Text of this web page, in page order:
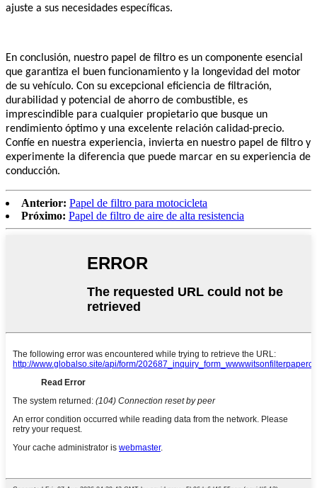
ajuste a sus necesidades específicas.
En conclusión, nuestro papel de filtro es un componente esencial
que garantiza el buen funcionamiento y la longevidad del motor
de su vehículo. Con su excepcional eficiencia de filtración,
durabilidad y potencial de ahorro de combustible, es
imprescindible para cualquier propietario que busque un
rendimiento óptimo y una excelente relación calidad-precio.
Confíe en nuestra experiencia, invierta en nuestro papel de filtro y
experimente la diferencia que puede marcar en su experiencia de
conducción.
Anterior: Papel de filtro para motocicleta
Próximo: Papel de filtro de aire de alta resistencia